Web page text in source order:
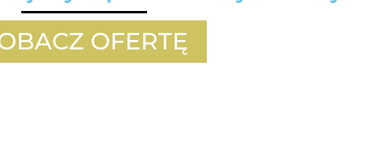
OFERTĘ